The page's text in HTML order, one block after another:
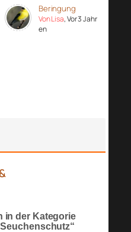
Beringung
Von Lisa, Vor 3 Jahr
en
in der Kategorie